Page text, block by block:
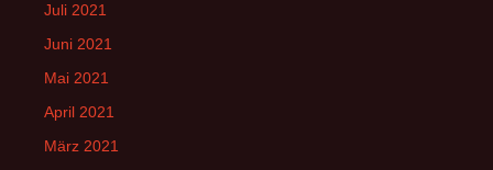
Juli 2021
Juni 2021
Mai 2021
April 2021
März 2021